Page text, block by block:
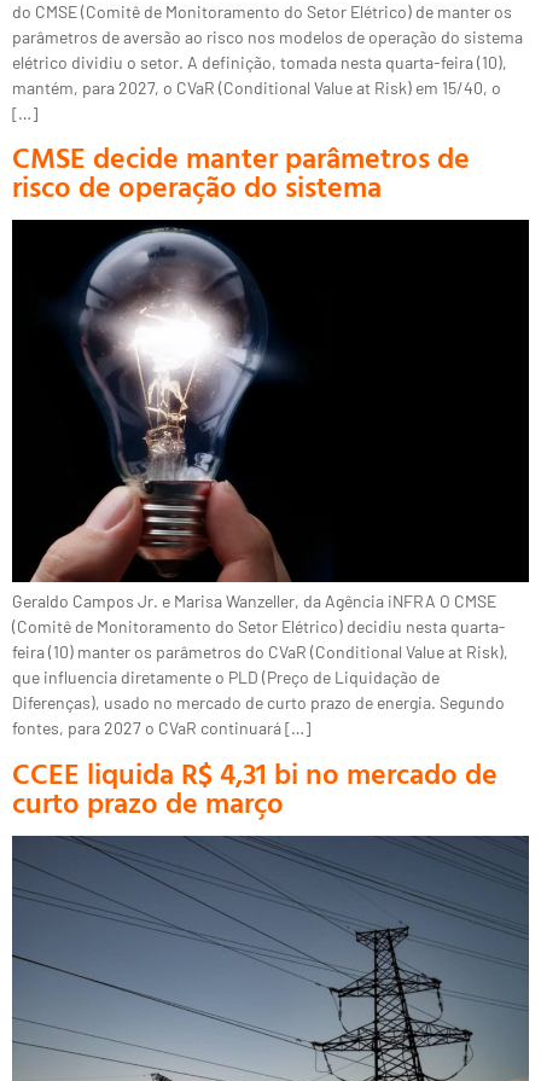
do CMSE (Comitê de Monitoramento do Setor Elétrico) de manter os
parâmetros de aversão ao risco nos modelos de operação do sistema
elétrico dividiu o setor. A definição, tomada nesta quarta-feira (10),
mantém, para 2027, o CVaR (Conditional Value at Risk) em 15/40, o
[…]
CMSE decide manter parâmetros de
risco de operação do sistema
Geraldo Campos Jr. e Marisa Wanzeller, da Agência iNFRA O CMSE
(Comitê de Monitoramento do Setor Elétrico) decidiu nesta quarta-
feira (10) manter os parâmetros do CVaR (Conditional Value at Risk),
que influencia diretamente o PLD (Preço de Liquidação de
Diferenças), usado no mercado de curto prazo de energia. Segundo
fontes, para 2027 o CVaR continuará […]
CCEE liquida R$ 4,31 bi no mercado de
curto prazo de março